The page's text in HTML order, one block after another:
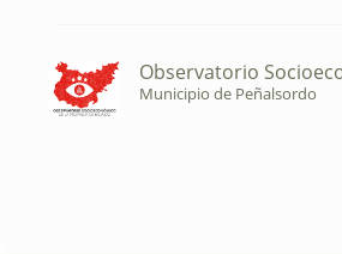
Observatorio
Municipio de Peñalsordo